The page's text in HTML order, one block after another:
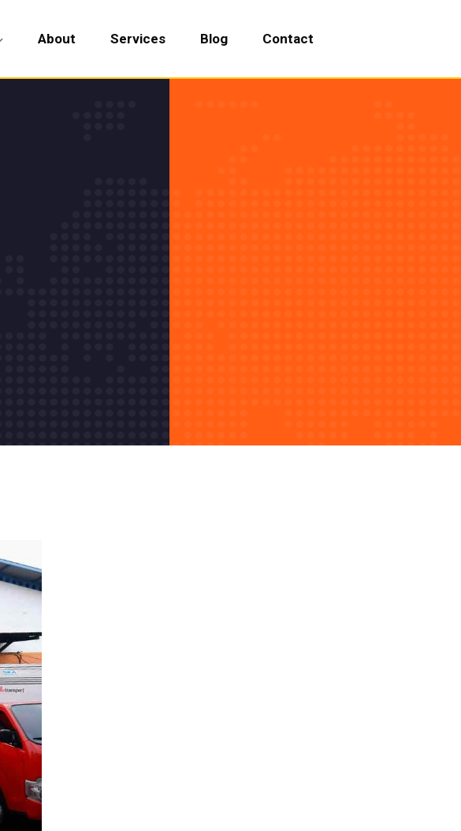
About Services Blog Contact